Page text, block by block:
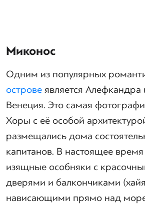
Миконос
Одним из популярных
островеявляется
Венеция. Это самая
Хоры с её особой
размещались дома
капитанов. В настоящее
изящные особняки с
дверями и балкончиками
нависающими прямо над